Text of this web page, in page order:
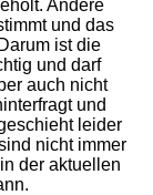
Andere
und das
ist die
und darf
auch nicht
und
leider
nicht immer
der aktuellen